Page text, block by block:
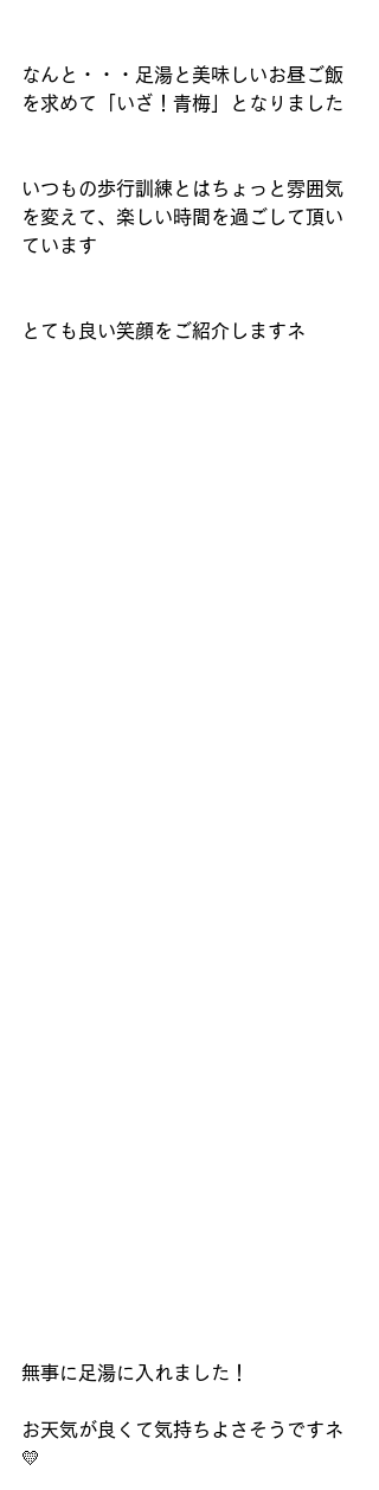
なんと・・・足湯と美味しいお昼ご飯
を求めて「いざ！青梅」となりました
いつもの歩行訓練とはちょっと雰囲気
を変えて、楽しい時間を過ごして頂い
ています
とても良い笑顔をご紹介しますネ
無事に足湯に入れました！
お天気が良くて気持ちよさそうですネ
💛